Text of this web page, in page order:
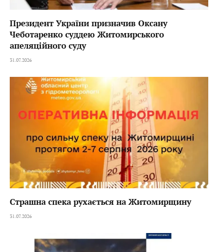
Президент України призначив Оксану
Чеботаренко суддею Житомирського
апеляційного суду
31.07.2026
Страшна спека рухається на Житомирщину
31.07.2026